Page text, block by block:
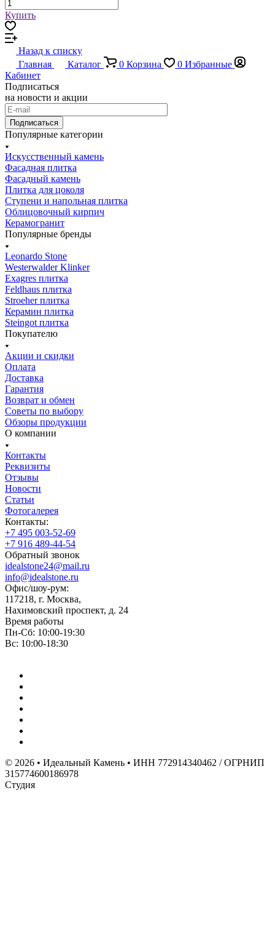
Купить
Назад к списку
Главная
Каталог 0 Корзина 0 Избранные
Кабинет
Подписаться
на новости и акции
Подписаться
Популярные категории
Искусственный камень
Фасадная плитка
Фасадный камень
Плитка для цоколя
Ступени и напольная плитка
Облицовочный кирпич
Керамогранит
Популярные бренды
Leonardo Stone
Westerwalder Klinker
Exagres плитка
Feldhaus плитка
Stroeher плитка
Керамин плитка
Steingot плитка
Покупателю
Акции и скидки
Оплата
Доставка
Гарантия
Возврат и обмен
Советы по выбору
Обзоры продукции
О компании
Контакты
Реквизиты
Отзывы
Новости
Статьи
Фотогалерея
Контакты:
+7 495 003-52-69
+7 916 489-44-54
Обратный звонок
idealstone24@mail.ru
info@idealstone.ru
Офис/шоу-рум:
117218, г. Москва,
Нахимовский проспект, д. 24
Время работы
Пн-Сб: 10:00-19:30
Вс: 10:00-18:30
© 2026 • Идеальный Камень • ИНН 772914340462 / ОГРНИП
315774600186978
Студия